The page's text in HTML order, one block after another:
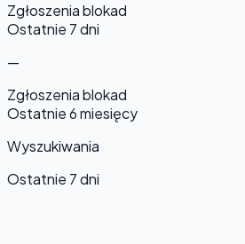
Zgłoszenia blokad
Ostatnie 7 dni
—
Zgłoszenia blokad
Ostatnie 6 miesięcy
Wyszukiwania
Ostatnie 7 dni